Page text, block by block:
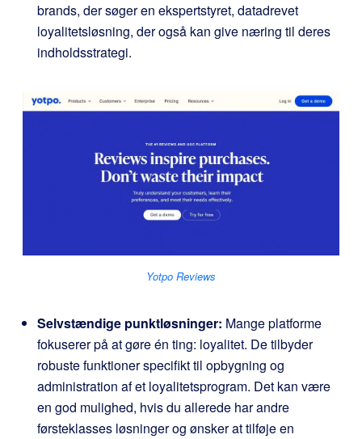
brands, der søger en ekspertstyret, datadrevet
loyalitetsløsning, der også kan give næring til deres
indholdsstrategi.
Yotpo Reviews
Selvstændige punktløsninger: Mange platforme
fokuserer på at gøre én ting: loyalitet. De tilbyder
robuste funktioner specifikt til opbygning og
administration af et loyalitetsprogram. Det kan være
en god mulighed, hvis du allerede har andre
førsteklasses løsninger og ønsker at tilføje en